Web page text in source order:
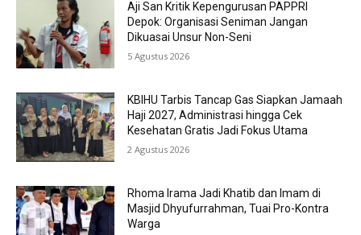
Aji San Kritik Kepengurusan PAPPRI
Depok: Organisasi Seniman Jangan
Dikuasai Unsur Non-Seni
5 Agustus 2026
KBIHU Tarbis Tancap Gas Siapkan Jamaah
Haji 2027, Administrasi hingga Cek
Kesehatan Gratis Jadi Fokus Utama
2 Agustus 2026
Rhoma Irama Jadi Khatib dan Imam di
Masjid Dhyufurrahman, Tuai Pro-Kontra
Warga